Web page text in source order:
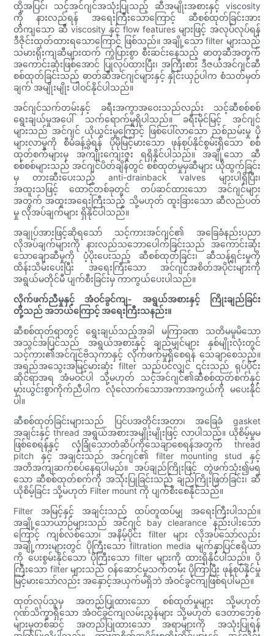
ထို့အပြင်၊ သင့်အင်ဂျင်အသုံးပြုသည့် ဆီအမျိုးအစားနှင့် viscosity
ကို နားလည်ရန် အရေးကြီးသောကြောင့် ဆီစစ်ထုတ်ခြင်းအား
တိကျသော ဆီ viscosity နှင့် flow features များဖြင့် အလုပ်လုပ်ရန်
ဒီဇိုင်းထုတ်ထားရသောကြောင့် ဖြစ်သည်။ အချို့သော filter များသည်
သမားရိုးကျဆီများထက် ကွဲပြားစွာ စီးဆင်းနေသည့် ဓာတုဆီအတွက်
အကောင်းဆုံးဖြစ်အောင် ပြုလုပ်ထားပြီး၊ အကြီးစား ဒီဇယ်အင်ဂျင်ဆီ
စစ်ထုတ်ခြင်းသည် ဓာတ်ဆီအင်ဂျင်များနှင့် နှိုင်းယှဉ်ပါက စံသတ်မှတ်
ချက် အမျိုးမျိုး ပါဝင်နိုင်ပါသည်။
အင်ဂျင်သက်တမ်းနှင့် ခရီးအကွာအဝေးသည်လည်း သင့်ဆီစစ်စစ်
ရွေးချယ်မှုအပေါ် သက်ရောက်မှုရှိပါသည်။ ခရီးမိုင်မြင့် အင်ဂျင်
များသည် အင်ဂျင် ယိုယွင်းမှုကြောင့် ဖြစ်ပေါ်လာသော ညစ်ညမ်းမှု ပို
များလာမှုကို စီမံခန့်ခွဲရန် ပိုမိုမြင့်မားသော ဖုန်စုပ်နိုင်စွမ်းရှိသော စစ်
ထုတ်စက်များမှ အကျိုးကျေးဇူး ရရှိနိုင်ပါသည်။ အချို့သော ဆီ
စစ်စစ်များသည် အင်ဂျင်ပိတ်ချိန်တွင် စစ်ထုတ်မှုမှဆီများ ယိုထွက်ခြင်း
မှ တားဆီးပေးသည့် anti-drainback valves များပါရှိပြီး၊
အထူးသဖြင့် ထောင့်တစ်ခုတွင် တပ်ဆင်ထားသော အင်ဂျင်များ
အတွက် အထူးအရေးကြီးသည့် သို့မဟုတ် ထူးခြားသော ဆီလည်ပတ်
မှု လိုအပ်ချက်များ ရှိနိုင်ပါသည်။
အချုပ်အားဖြင့်ဆိုရသော် သင့်ကားအင်ဂျင်၏ အခြေခံနည်းပညာ
လိုအပ်ချက်များကို နားလည်သဘောပေါက်ခြင်းသည် အကောင်းဆုံး
သောချောဆီမှုကို ပံ့ပိုးပေးသည့် ဆီစစ်ထုတ်ခြင်း၊ ဆီသန့်ရှင်းမှုကို
ထိန်းသိမ်းပေးပြီး အရေးကြီးသော အင်ဂျင်အစိတ်အပိုင်းများကို
အရွယ်မတိုင်မီ ပျက်စီးခြင်းမှ ကာကွယ်ပေးပါသည်။
လိုက်ဖက်ညီမှုနှင့် အံဝင်ခွင်ကျ- အရွယ်အစားနှင့် ကြိုးချည်ခြင်း
တို့သည် အဘယ်ကြောင့် အရေးကြီးသနည်း။
ဆီစစ်ထုတ်ရာတွင် ရွေးချယ်သည့်အခါ မကြာခဏ သတိမမူမိသော
အသွင်အပြင်သည် အရွယ်အစားနှင့် ချည်မျှင်များ နှစ်မျိုးလုံးတွင်
သင့်ကား၏အင်ဂျင်ဗိသုကာနှင့် လိုက်ဖက်မှုရှိစေရန် သေချာစေသည်။
အရည်အသွေးအမြင့်မားဆုံး filter သည်ပင်လျှင် ၎င်းသည် ရုပ်ပိုင်း
ဆိုင်ရာအရ အံမဝင်ပါ သို့မဟုတ် သင့်အင်ဂျင်၏ဆီစစ်ထုတ်စက်နှင့်
မှားယွင်းစွာကိုက်ညီပါက လုံလောက်သောအကာအကွယ်ကို မပေးနိုင်
ပါ။
ဆီစစ်ထုတ်ခြင်းများသည် ပြင်ပအတိုင်းအတာ၊ အခြေခံ gasket
အချင်းနှင့် thread အရွယ်အစားအမျိုးမျိုးဖြင့် လာပါသည်။ ယိုစိမ့်မှုမ
ဖြစ်စေရန်နှင့် လုံခြုံသောတံဆိပ်ကိုသေချာစေရန်အတွက် thread
pitch နှင့် အချင်းသည် အင်ဂျင်၏ filter mounting stud နှင့်
အတိအကျဆက်စပ်နေရပါမည်။ အပ်ချည်ကြိုးဖြင့် တွဲဖက်သုံး၍မရ
သော ဆီစစ်ထုတ်စက်ကို အသုံးပြုခြင်းသည် ချည်ကြိုးဖြတ်ခြင်း၊ ဆီ
ယိုစိမ့်ခြင်း သို့မဟုတ် Filter mount ကို ပျက်စီးစေနိုင်သည်။
Filter အမြင့်နှင့် အချင်းသည် ထပ်တူထပ်မျှ အရေးကြီးပါသည်။
အချို့သောယာဉ်များသည် အင်ဂျင် bay clearance နည်းပါးသော
ကြောင့် ကျစ်လစ်သော၊ အနိမ့်ပိုင်း filter များ လိုအပ်သော်လည်း
အချို့ကားများတွင် ပိုကြီးသော filtration media မျက်နှာပြင်ဧရိယာ
ကို ပေးစွမ်းနိုင်သော ပိုကြီးသော filter များကို ထားရှိနိုင်ပါသည်။ ပို
ကြီးသော filter များသည် ဝန်ဆောင်မှုသက်တမ်း ပိုကြာပြီး ဖုန်စုပ်နိုင်မှု
မြင့်မားသော်လည်း အနှောင့်အယှက်မရှိဘဲ အံဝင်ခွင်ကျဖြစ်ရပါမည်။
ထုတ်လုပ်သူမှ အတည်ပြုထားသော စစ်ထုတ်မှုများ သို့မဟုတ်
ဂုဏ်သိက္ခာရှိသော အံဝင်ခွင်ကျလမ်းညွှန်များ သို့မဟုတ် ဒေတာဘေ့စ်
များမှတစ်ဆင့် အတည်ပြုထားသော အရာများကို အသုံးပြုရန်